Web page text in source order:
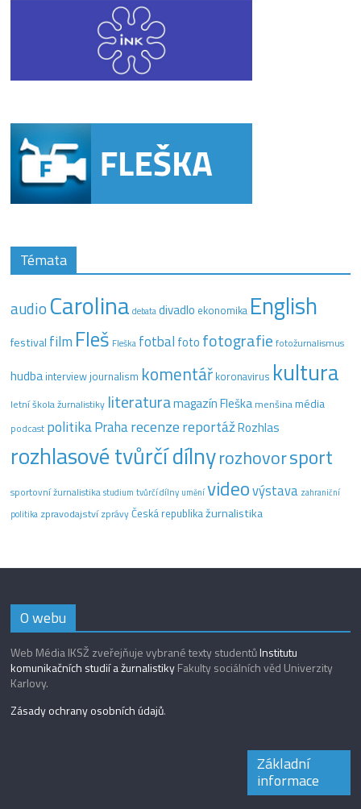
Témata
audio Carolina debata divadlo ekonomika English
festival film Fleš Fleška fotbal foto fotografie fotožurnalismus
hudba interview journalism komentář koronavirus kultura
letní škola žurnalistiky literaturamagazín Fleška menšinamédia
podcast politikaPraharecenzereportážRozhlas
rozhlasové tvůrčí dílnyrozhovorsport
sportovní žurnalistika studium tvůrčí dílny uměnívideovýstava zahraniční
politika zpravodajstvízprávyČeská republikažurnalistika
O webu
Web Média IKSŽ zveřejňuje vybrané texty studentůInstitutu
komunikačních studií a žurnalistikyFakulty sociálních věd Univerzity
Karlovy.
Zásady ochrany osobních údajů.
Základní
informace